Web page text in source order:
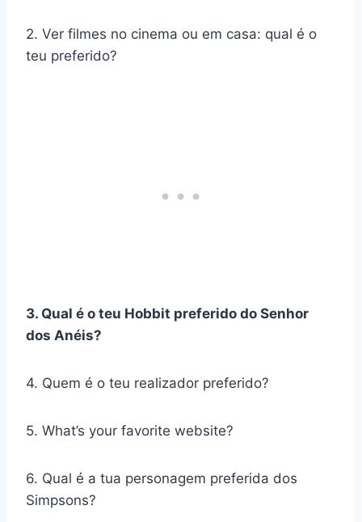
2. Ver filmes no cinema ou em casa: qual é o
teu preferido?
3. Qual é o teu Hobbit preferido do Senhor
dos Anéis?
4. Quem é o teu realizador preferido?
5. What’s your favorite website?
6. Qual é a tua personagem preferida dos
Simpsons?